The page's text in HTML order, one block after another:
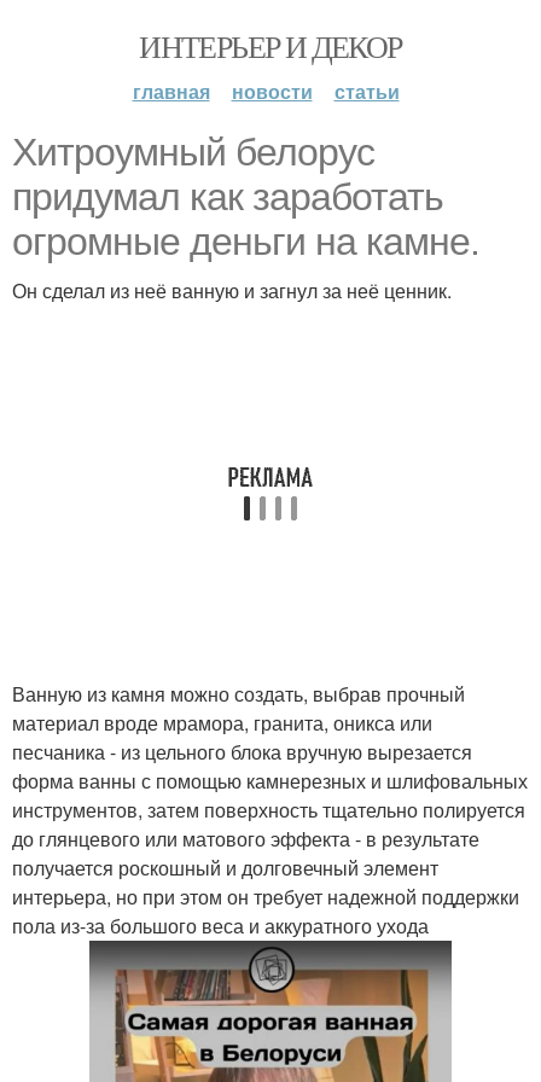
ИНТЕРЬЕР И ДЕКОР
главная новости статьи
Хитроумный белорус
придумал как заработать
огромные деньги на камне.
Он сделал из неё ванную и загнул за неё ценник.
Ванную из камня можно создать, выбрав прочный
материал вроде мрамора, гранита, оникса или
песчаника - из цельного блока вручную вырезается
форма ванны с помощью камнерезных и шлифовальных
инструментов, затем поверхность тщательно полируется
до глянцевого или матового эффекта - в результате
получается роскошный и долговечный элемент
интерьера, но при этом он требует надежной поддержки
пола из-за большого веса и аккуратного ухода